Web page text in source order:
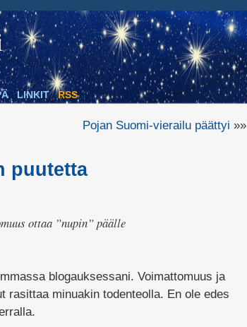
LINKIT RSS
Pojan Suomi-vierailu päättyi »»
puutetta
ottaa ”nupin” päälle
blogauksessani. Voimattomuus ja
rasittaa minuakin todenteolla. En ole edes